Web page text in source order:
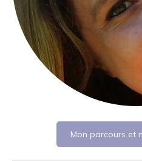
Mon parcours et